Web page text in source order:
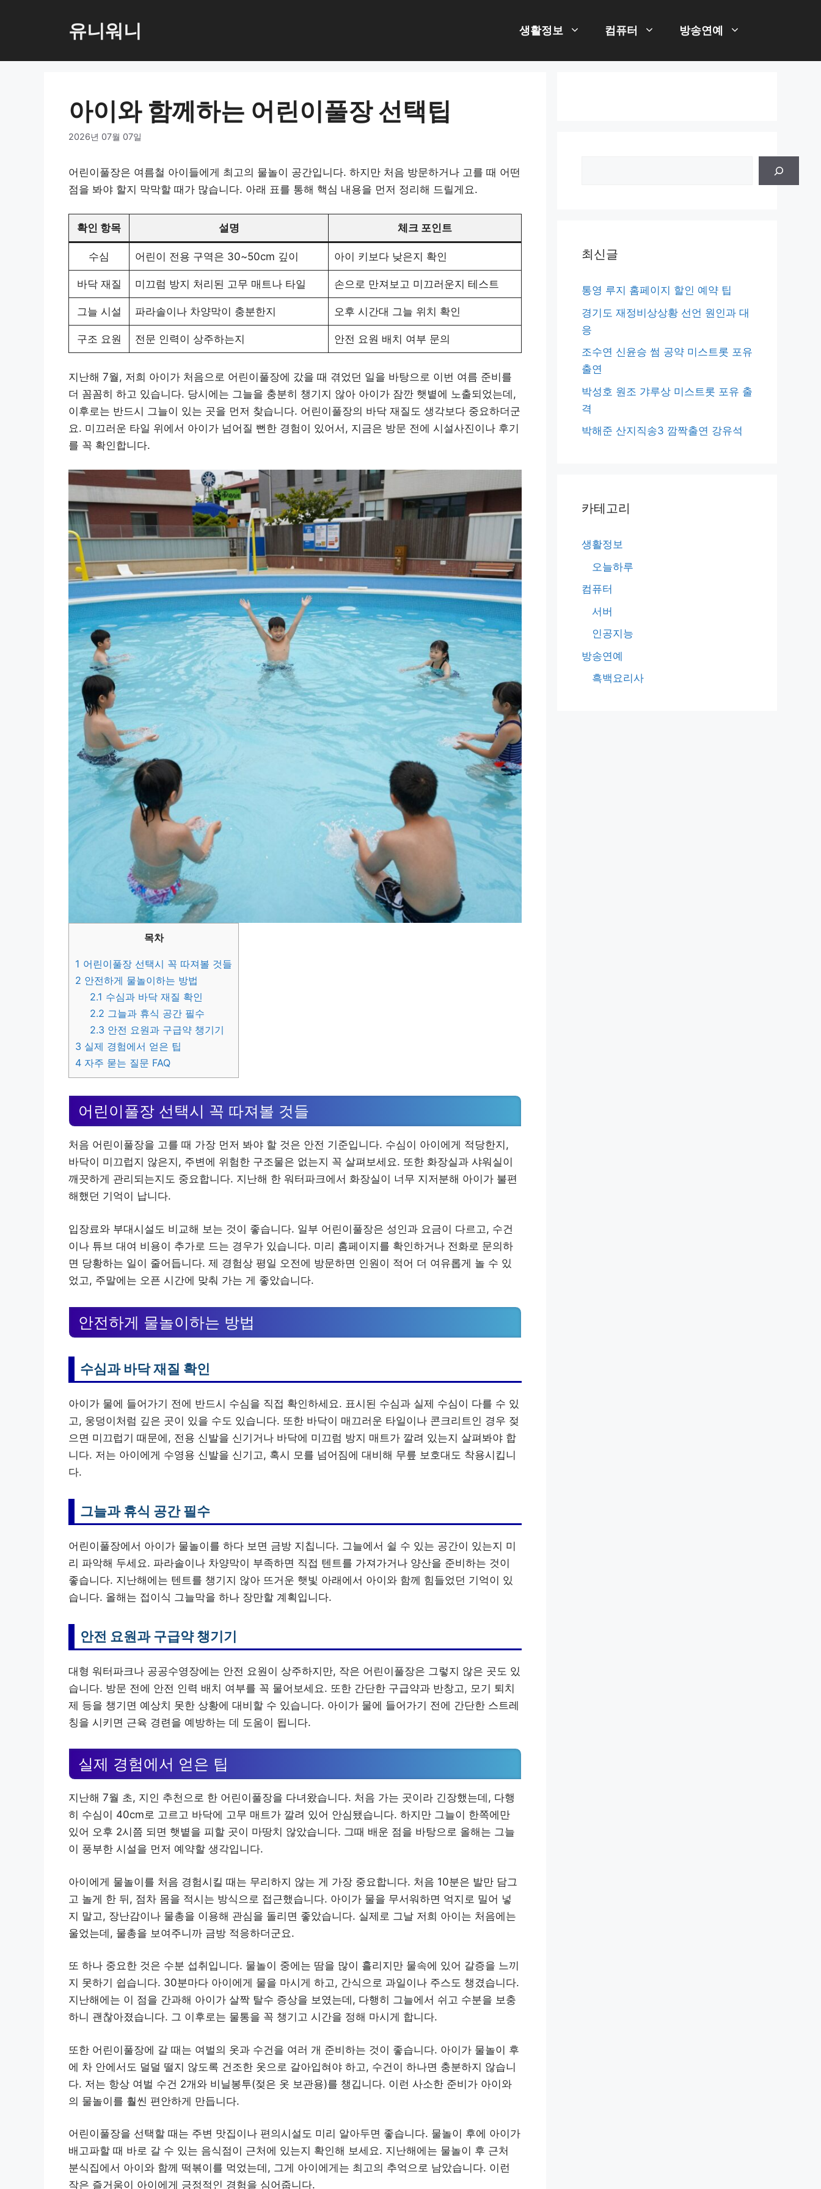
로
유니워니 생활정보 컴퓨터 방송연예
아이와 함께하는 어린이풀장 선택팁
2026년 07월 07일
어린이풀장은 여름철 아이들에게 최고의 물놀이 공간입니다. 하지만 처음 방문하거나 고를 때 어떤
점을 봐야 할지 막막할 때가 많습니다. 아래 표를 통해 핵심 내용을 먼저 정리해 드릴게요.
확인 항목 설명 체크 포인트
수심 어린이 전용 구역은 30~50cm 깊이 아이 키보다 낮은지 확인
바닥 재질 미끄럼 방지 처리된 고무 매트나 타일 손으로 만져보고 미끄러운지 테스트
그늘 시설 파라솔이나 차양막이 충분한지 오후 시간대 그늘 위치 확인
구조 요원 전문 인력이 상주하는지 안전 요원 배치 여부 문의
지난해 7월, 저희 아이가 처음으로 어린이풀장에 갔을 때 겪었던 일을 바탕으로 이번 여름 준비를
더 꼼꼼히 하고 있습니다. 당시에는 그늘을 충분히 챙기지 않아 아이가 잠깐 햇볕에 노출되었는데,
이후로는 반드시 그늘이 있는 곳을 먼저 찾습니다. 어린이풀장의 바닥 재질도 생각보다 중요하더군
요. 미끄러운 타일 위에서 아이가 넘어질 뻔한 경험이 있어서, 지금은 방문 전에 시설사진이나 후기
를 꼭 확인합니다.
목차
1 어린이풀장 선택시 꼭 따져볼 것들
2 안전하게 물놀이하는 방법
2.1 수심과 바닥 재질 확인
2.2 그늘과 휴식 공간 필수
2.3 안전 요원과 구급약 챙기기
3 실제 경험에서 얻은 팁
4 자주 묻는 질문 FAQ
어린이풀장 선택시 꼭 따져볼 것들
처음 어린이풀장을 고를 때 가장 먼저 봐야 할 것은 안전 기준입니다. 수심이 아이에게 적당한지,
바닥이 미끄럽지 않은지, 주변에 위험한 구조물은 없는지 꼭 살펴보세요. 또한 화장실과 샤워실이
깨끗하게 관리되는지도 중요합니다. 지난해 한 워터파크에서 화장실이 너무 지저분해 아이가 불편
해했던 기억이 납니다.
입장료와 부대시설도 비교해 보는 것이 좋습니다. 일부 어린이풀장은 성인과 요금이 다르고, 수건
이나 튜브 대여 비용이 추가로 드는 경우가 있습니다. 미리 홈페이지를 확인하거나 전화로 문의하
면 당황하는 일이 줄어듭니다. 제 경험상 평일 오전에 방문하면 인원이 적어 더 여유롭게 놀 수 있
었고, 주말에는 오픈 시간에 맞춰 가는 게 좋았습니다.
안전하게 물놀이하는 방법
수심과 바닥 재질 확인
아이가 물에 들어가기 전에 반드시 수심을 직접 확인하세요. 표시된 수심과 실제 수심이 다를 수 있
고, 웅덩이처럼 깊은 곳이 있을 수도 있습니다. 또한 바닥이 매끄러운 타일이나 콘크리트인 경우 젖
으면 미끄럽기 때문에, 전용 신발을 신기거나 바닥에 미끄럼 방지 매트가 깔려 있는지 살펴봐야 합
니다. 저는 아이에게 수영용 신발을 신기고, 혹시 모를 넘어짐에 대비해 무릎 보호대도 착용시킵니
다.
그늘과 휴식 공간 필수
어린이풀장에서 아이가 물놀이를 하다 보면 금방 지칩니다. 그늘에서 쉴 수 있는 공간이 있는지 미
리 파악해 두세요. 파라솔이나 차양막이 부족하면 직접 텐트를 가져가거나 양산을 준비하는 것이
좋습니다. 지난해에는 텐트를 챙기지 않아 뜨거운 햇빛 아래에서 아이와 함께 힘들었던 기억이 있
습니다. 올해는 접이식 그늘막을 하나 장만할 계획입니다.
안전 요원과 구급약 챙기기
대형 워터파크나 공공수영장에는 안전 요원이 상주하지만, 작은 어린이풀장은 그렇지 않은 곳도 있
습니다. 방문 전에 안전 인력 배치 여부를 꼭 물어보세요. 또한 간단한 구급약과 반창고, 모기 퇴치
제 등을 챙기면 예상치 못한 상황에 대비할 수 있습니다. 아이가 물에 들어가기 전에 간단한 스트레
칭을 시키면 근육 경련을 예방하는 데 도움이 됩니다.
실제 경험에서 얻은 팁
지난해 7월 초, 지인 추천으로 한 어린이풀장을 다녀왔습니다. 처음 가는 곳이라 긴장했는데, 다행
히 수심이 40cm로 고르고 바닥에 고무 매트가 깔려 있어 안심됐습니다. 하지만 그늘이 한쪽에만
있어 오후 2시쯤 되면 햇볕을 피할 곳이 마땅치 않았습니다. 그때 배운 점을 바탕으로 올해는 그늘
이 풍부한 시설을 먼저 예약할 생각입니다.
아이에게 물놀이를 처음 경험시킬 때는 무리하지 않는 게 가장 중요합니다. 처음 10분은 발만 담그
고 놀게 한 뒤, 점차 몸을 적시는 방식으로 접근했습니다. 아이가 물을 무서워하면 억지로 밀어 넣
지 말고, 장난감이나 물총을 이용해 관심을 돌리면 좋았습니다. 실제로 그날 저희 아이는 처음에는
울었는데, 물총을 보여주니까 금방 적응하더군요.
또 하나 중요한 것은 수분 섭취입니다. 물놀이 중에는 땀을 많이 흘리지만 물속에 있어 갈증을 느끼
지 못하기 쉽습니다. 30분마다 아이에게 물을 마시게 하고, 간식으로 과일이나 주스도 챙겼습니다.
지난해에는 이 점을 간과해 아이가 살짝 탈수 증상을 보였는데, 다행히 그늘에서 쉬고 수분을 보충
하니 괜찮아졌습니다. 그 이후로는 물통을 꼭 챙기고 시간을 정해 마시게 합니다.
또한 어린이풀장에 갈 때는 여벌의 옷과 수건을 여러 개 준비하는 것이 좋습니다. 아이가 물놀이 후
에 차 안에서도 덜덜 떨지 않도록 건조한 옷으로 갈아입혀야 하고, 수건이 하나면 충분하지 않습니
다. 저는 항상 여벌 수건 2개와 비닐봉투(젖은 옷 보관용)를 챙깁니다. 이런 사소한 준비가 아이와
의 물놀이를 훨씬 편안하게 만듭니다.
어린이풀장을 선택할 때는 주변 맛집이나 편의시설도 미리 알아두면 좋습니다. 물놀이 후에 아이가
배고파할 때 바로 갈 수 있는 음식점이 근처에 있는지 확인해 보세요. 지난해에는 물놀이 후 근처
분식집에서 아이와 함께 떡볶이를 먹었는데, 그게 아이에게는 최고의 추억으로 남았습니다. 이런
작은 즐거움이 아이에게 긍정적인 경험을 심어줍니다.
최신글
통영 루지 홈페이지 할인 예약 팁
경기도 재정비상상황 선언 원인과 대
응
조수연 신윤승 썸 공약 미스트롯 포유
출연
박성호 원조 갸루상 미스트롯 포유 출
격
박해준 산지직송3 깜짝출연 강유석
카테고리
생활정보
오늘하루
컴퓨터
서버
인공지능
방송연예
흑백요리사